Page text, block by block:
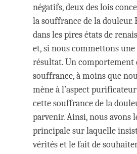
négatifs, deux des lois
la souffrance de la douleur.
dans les pires états de
et, si nous commettons une
résultat. Un comportement
souffrance, à moins que
mène à l’aspect
cette souffrance de la
parvenir. Ainsi, nous avons
principale sur laquelle
vérités et le fait de